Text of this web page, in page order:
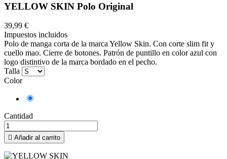
YELLOW SKIN Polo Original
39,99 €
Impuestos incluidos
Polo de manga corta de la marca Yellow Skin. Con corte slim fit y
cuello mao. Cierre de botones. Patrón de puntillo en color azul con
logo distintivo de la marca bordado en el pecho.
Talla
Color
Cantidad
 Añadir al carrito